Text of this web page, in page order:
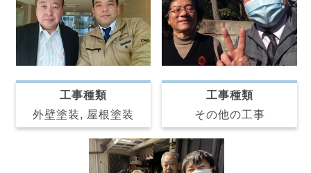
工事種類
外壁塗装, 屋根塗装
工事種類
その他の工事